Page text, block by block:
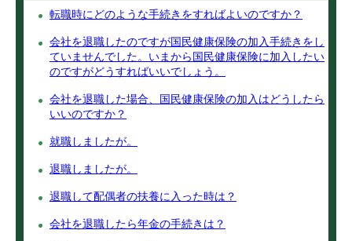
転職時にどのような手続きをすればよいのですか？
会社を退職したのですが国民健康保険の加入手続きをし
ていませんでした。いまから国民健康保険に加入したい
のですがどうすればいいでしょう。
会社を退職した場合、国民健康保険の加入はどうしたら
いいのですか？
就職しましたが。
退職しましたが。
退職して配偶者の扶養に入った時は？
会社を退職したら年金の手続きは？